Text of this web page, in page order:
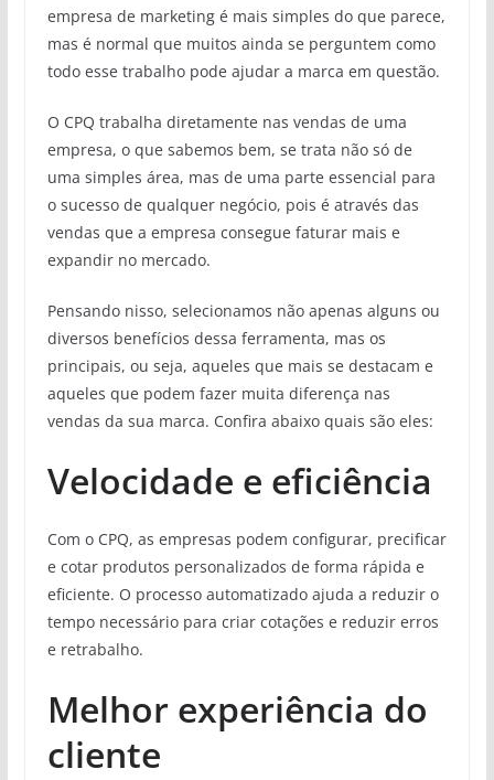
empresa de marketing é mais simples do que parece,
mas é normal que muitos ainda se perguntem como
todo esse trabalho pode ajudar a marca em questão.
O CPQ trabalha diretamente nas vendas de uma
empresa, o que sabemos bem, se trata não só de
uma simples área, mas de uma parte essencial para
o sucesso de qualquer negócio, pois é através das
vendas que a empresa consegue faturar mais e
expandir no mercado.
Pensando nisso, selecionamos não apenas alguns ou
diversos benefícios dessa ferramenta, mas os
principais, ou seja, aqueles que mais se destacam e
aqueles que podem fazer muita diferença nas
vendas da sua marca. Confira abaixo quais são eles:
Velocidade e eficiência
Com o CPQ, as empresas podem configurar, precificar
e cotar produtos personalizados de forma rápida e
eficiente. O processo automatizado ajuda a reduzir o
tempo necessário para criar cotações e reduzir erros
e retrabalho.
Melhor experiência do
cliente